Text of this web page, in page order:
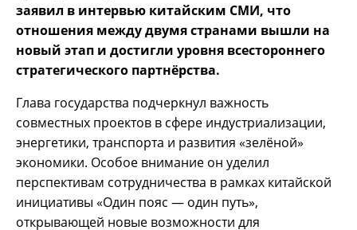
заявил в интервью китайским СМИ, что
отношения между двумя странами вышли на
новый этап и достигли уровня всестороннего
стратегического партнёрства.
Глава государства подчеркнул важность
совместных проектов в сфере индустриализации,
энергетики, транспорта и развития «зелёной»
экономики. Особое внимание он уделил
перспективам сотрудничества в рамках китайской
инициативы «Один пояс — один путь»,
открывающей новые возможности для